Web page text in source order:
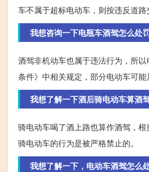
车不属于超标电动车，则按违反道路
我想咨询一下电瓶车酒驾怎么处
酒驾非机动车也属于违法行为，所
条件》中相关规定，部分电动车可
我想了解一下酒后骑电动车算酒
骑电动车喝了酒上路也算作酒驾，
骑电动车的行为是被严格禁止的。
我想了解一下，电动车酒驾怎么